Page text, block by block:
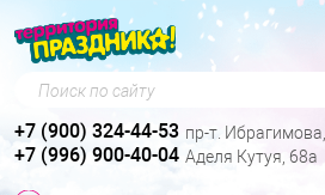
Поиск по сайту
+7 (900) 324-44-53 пр-т.
+7 (996) 900-40-04 Аделя Кутуя, 68а